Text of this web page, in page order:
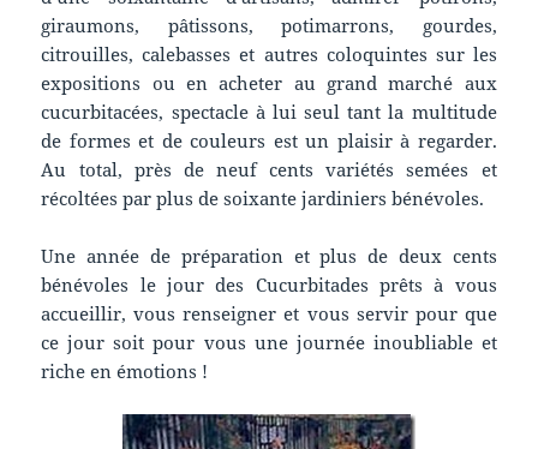
giraumons, pâtissons, potimarrons, gourdes,
citrouilles, calebasses et autres coloquintes sur les
expositions ou en acheter au grand marché aux
cucurbitacées, spectacle à lui seul tant la multitude
de formes et de couleurs est un plaisir à regarder.
Au total, près de neuf cents variétés semées et
récoltées par plus de soixante jardiniers bénévoles.
Une année de préparation et plus de deux cents
bénévoles le jour des Cucurbitades prêts à vous
accueillir, vous renseigner et vous servir pour que
ce jour soit pour vous une journée inoubliable et
riche en émotions !